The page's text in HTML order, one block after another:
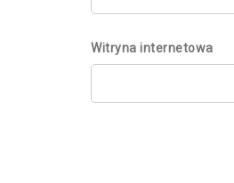
Witryna internetowa